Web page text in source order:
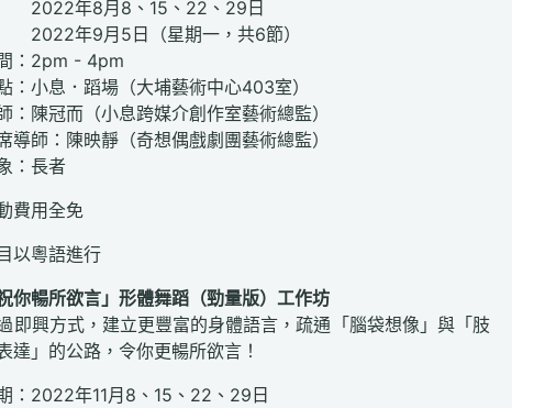
年8月8、15、22、29日
年9月5日（星期一，共6節）
：2pm - 4pm
：小息．蹈場（大埔藝術中心403室）
：陳冠而（小息跨媒介創作室藝術總監）
導師：陳映靜（奇想偶戲劇團藝術總監）
：長者
費用全免
以粵語進行
祝你暢所欲言」形體舞蹈（勁量版）工作坊
即興方式，建立更豐富的身體語言，疏通「腦袋想像」與「肢
達」的公路，令你更暢所欲言！
：2022年11月8、15、22、29日